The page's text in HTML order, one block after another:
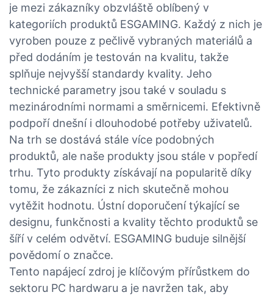
je mezi zákazníky obzvláště oblíbený v
kategoriích produktů ESGAMING. Každý z nich je
vyroben pouze z pečlivě vybraných materiálů a
před dodáním je testován na kvalitu, takže
splňuje nejvyšší standardy kvality. Jeho
technické parametry jsou také v souladu s
mezinárodními normami a směrnicemi. Efektivně
podpoří dnešní i dlouhodobé potřeby uživatelů.
Na trh se dostává stále více podobných
produktů, ale naše produkty jsou stále v popředí
trhu. Tyto produkty získávají na popularitě díky
tomu, že zákazníci z nich skutečně mohou
vytěžit hodnotu. Ústní doporučení týkající se
designu, funkčnosti a kvality těchto produktů se
šíří v celém odvětví. ESGAMING buduje silnější
povědomí o značce.
Tento napájecí zdroj je klíčovým přírůstkem do
sektoru PC hardwaru a je navržen tak, aby